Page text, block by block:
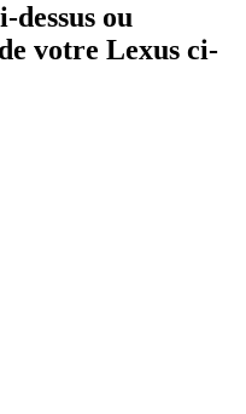
ou
votre Lexus ci-